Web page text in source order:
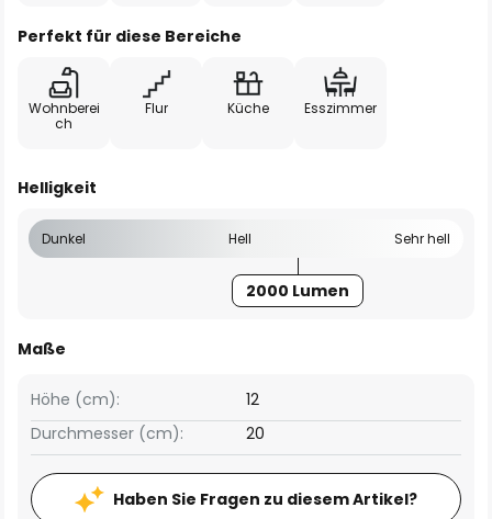
Perfekt für diese Bereiche
Wohnberei
ch
Flur Küche Esszimmer
Helligkeit
Dunkel Hell Sehr hell
2000 Lumen
Maße
Höhe (cm):
12
Durchmesser (cm):
20
Haben Sie Fragen zu diesem Artikel?